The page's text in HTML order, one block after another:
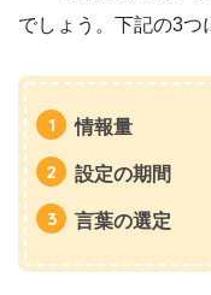
でしょう。下記の3つ
情報量
設定の期間
言葉の選定